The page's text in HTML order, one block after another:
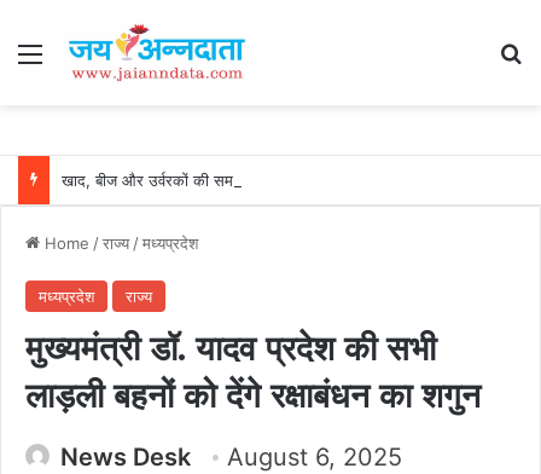
Menu
Home /राज्य/मध्यप्रदेश
मध्यप्रदेश राज्य
मुख्यमंत्री डॉ. यादव प्रदेश की सभी
लाड़ली बहनों को देंगे रक्षाबंधन का शगुन
News Desk
August 6, 2025